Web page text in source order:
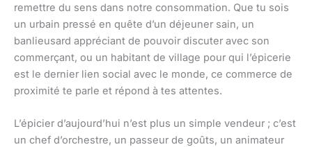
remettre du sens dans notre consommation. Que tu sois
un urbain pressé en quête d’un déjeuner sain, un
banlieusard appréciant de pouvoir discuter avec son
commerçant, ou un habitant de village pour qui l’épicerie
est le dernier lien social avec le monde, ce commerce de
proximité te parle et répond à tes attentes.
L’épicier d’aujourd’hui n’est plus un simple vendeur ; c’est
un chef d’orchestre, un passeur de goûts, un animateur